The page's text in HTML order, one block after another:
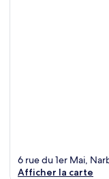
6 rue du 1er Mai,
Afficher la carte